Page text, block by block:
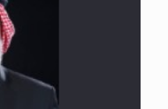
إتمام حفظ القرآن